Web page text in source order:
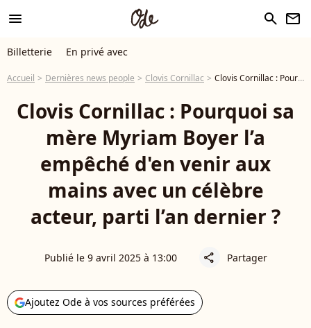
menu search newsletter
Billetterie En privé avec
Accueil Dernières news people Clovis Cornillac Clovis Cornillac : Pourquoi sa mère Myriam Boyer l’a empêché d'en venir aux mains avec un célèbre acteur, parti l’an dernier ?
Clovis Cornillac : Pourquoi sa
mère Myriam Boyer l’a
empêché d'en venir aux
mains avec un célèbre
acteur, parti l’an dernier ?
Publié le 9 avril 2025 à 13:00 share Partager
Ajoutez Ode à vos sources préférées